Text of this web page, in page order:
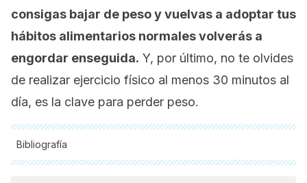
consigas bajar de peso y vuelvas a adoptar tus
hábitos alimentarios normales volverás a
engordar enseguida. Y, por último, no te olvides
de realizar ejercicio físico al menos 30 minutos al
día, es la clave para perder peso.
Bibliografía
Todas las fuentes citadas fueron revisadas a profundidad por